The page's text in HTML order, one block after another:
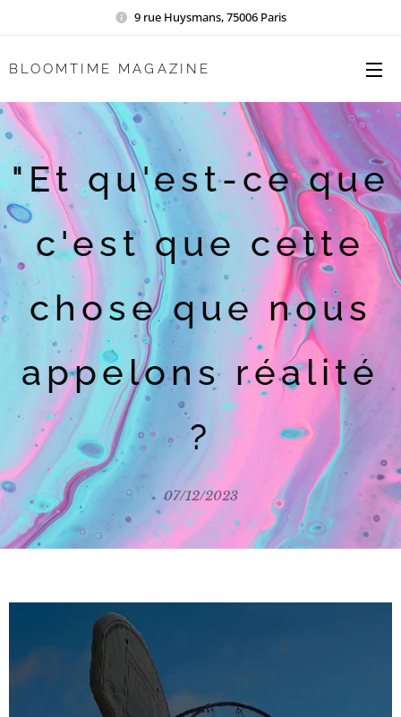
9 rue Huysmans, 75006 Paris
BLOOMTIME MAGAZINE
"Et qu'est-ce que
c'est que cette
chose que nous
appelons réalité
?
07/12/2023